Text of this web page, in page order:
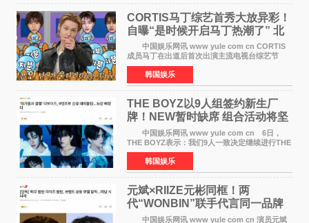
CORTIS马丁综艺首秀大放异彩！
自曝“是时候开启马丁热潮了” 北
美巡演火热进行中
中国娱乐网讯 www yule com cn CORTIS
成员马丁在出道后首次出演主流电视台综艺节
目，展现了多才多艺的魅力。 马丁出演了5日
播出的MBC《Radio Star》Fashion与Passion
之间，I&lsquo;m
韩国娱乐
THE BOYZ以9人组签约新生厂
牌！NEW暂时缺席 组合活动将坚
定不移继续
中国娱乐网讯 www yule com cn 6日，
THE BOYZ表示：我们9人一致决定继续进行THE
BOYZ组合活动，并且已经完成了组合团体活动
签约。目前正在新生厂牌下进行活动准备。尚未
离开THE BOYZ原所
韩国娱乐
元斌×RIIZE元彬同框！两
代“WONBIN”联手代言同一品牌
颜值天花板合体
中国娱乐网讯 www yule com cn 演员元斌